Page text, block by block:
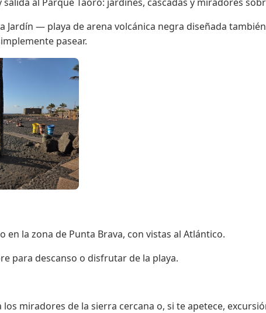
Jardín — playa de arena volcánica negra diseñada
pasear.
en la zona de Punta Brava, con vistas al Atlántico.
para descanso o disfrutar de la playa.
los miradores de la sierra cercana o, si te apetece,